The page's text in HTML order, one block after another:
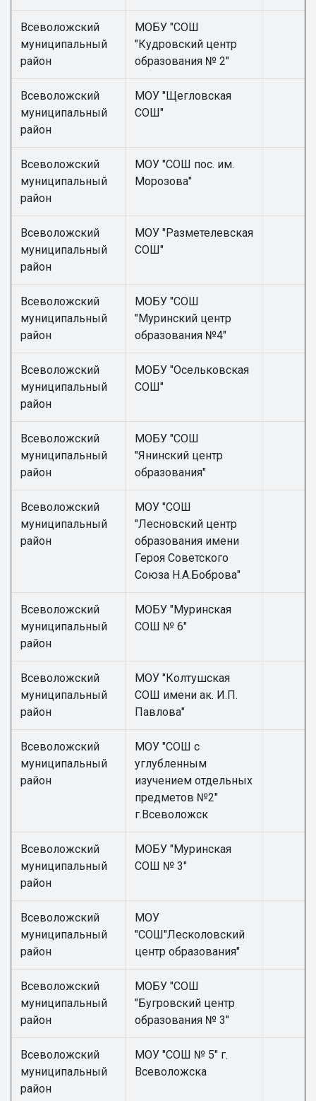
Всеволожский
муниципальный
район
МОБУ "СОШ
"Кудровский центр
образования № 2"
Всеволожский
муниципальный
район
МОУ "Щегловская
СОШ"
Всеволожский
муниципальный
район
МОУ "СОШ пос. им.
Морозова"
Всеволожский
муниципальный
район
МОУ "Разметелевская
СОШ"
Всеволожский
муниципальный
район
МОБУ "СОШ
"Муринский центр
образования №4"
Всеволожский
муниципальный
район
МОБУ "Осельковская
СОШ"
Всеволожский
муниципальный
район
МОБУ "СОШ
"Янинский центр
образования"
Всеволожский
муниципальный
район
МОУ "СОШ
"Лесновский центр
образования имени
Героя Советского
Союза Н.А.Боброва"
Всеволожский
муниципальный
район
МОБУ "Муринская
СОШ № 6"
Всеволожский
муниципальный
район
МОУ "Колтушская
СОШ имени ак. И.П.
Павлова"
Всеволожский
муниципальный
район
МОУ "СОШ с
углубленным
изучением отдельных
предметов №2"
г.Всеволожск
Всеволожский
муниципальный
район
МОБУ "Муринская
СОШ № 3"
Всеволожский
муниципальный
район
МОУ
"СОШ"Лесколовский
центр образования"
Всеволожский
муниципальный
район
МОБУ "СОШ
"Бугровский центр
образования № 3"
Всеволожский
муниципальный
район
МОУ "СОШ № 5" г.
Всеволожска